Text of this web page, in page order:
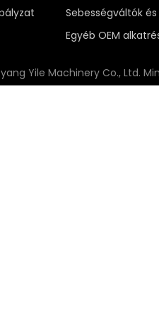
Sebességváltók
Egyéb OEM
Yile Machinery Co., Ltd.